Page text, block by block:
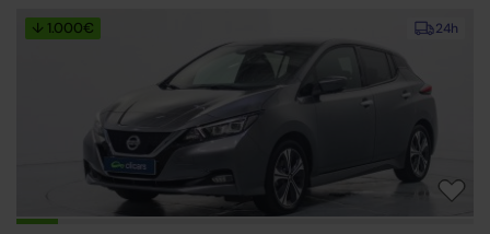
24h
↓ 1.000€